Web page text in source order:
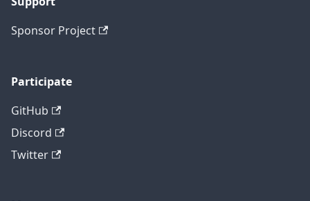
Sponsor Project
Participate
GitHub
Discord
Twitter